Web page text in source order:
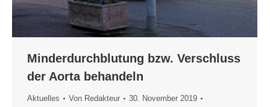
Minderdurchblutung bzw. Verschluss
der Aorta behandeln
Aktuelles Von Redakteur
30. November 2019